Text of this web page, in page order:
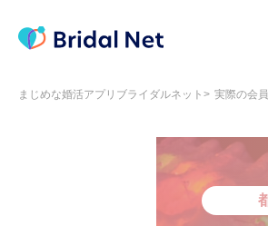
まじめな婚活アプリブライダルネット 実際の会